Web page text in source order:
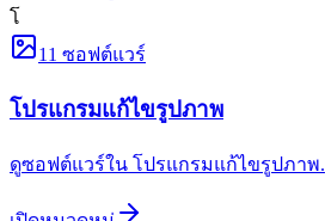
โ
11 ซอฟต์แวร์
โปรแกรมแก้ไขรูปภาพ
ดูซอฟต์แวร์ใน โปรแกรมแก้ไขรูปภาพ.